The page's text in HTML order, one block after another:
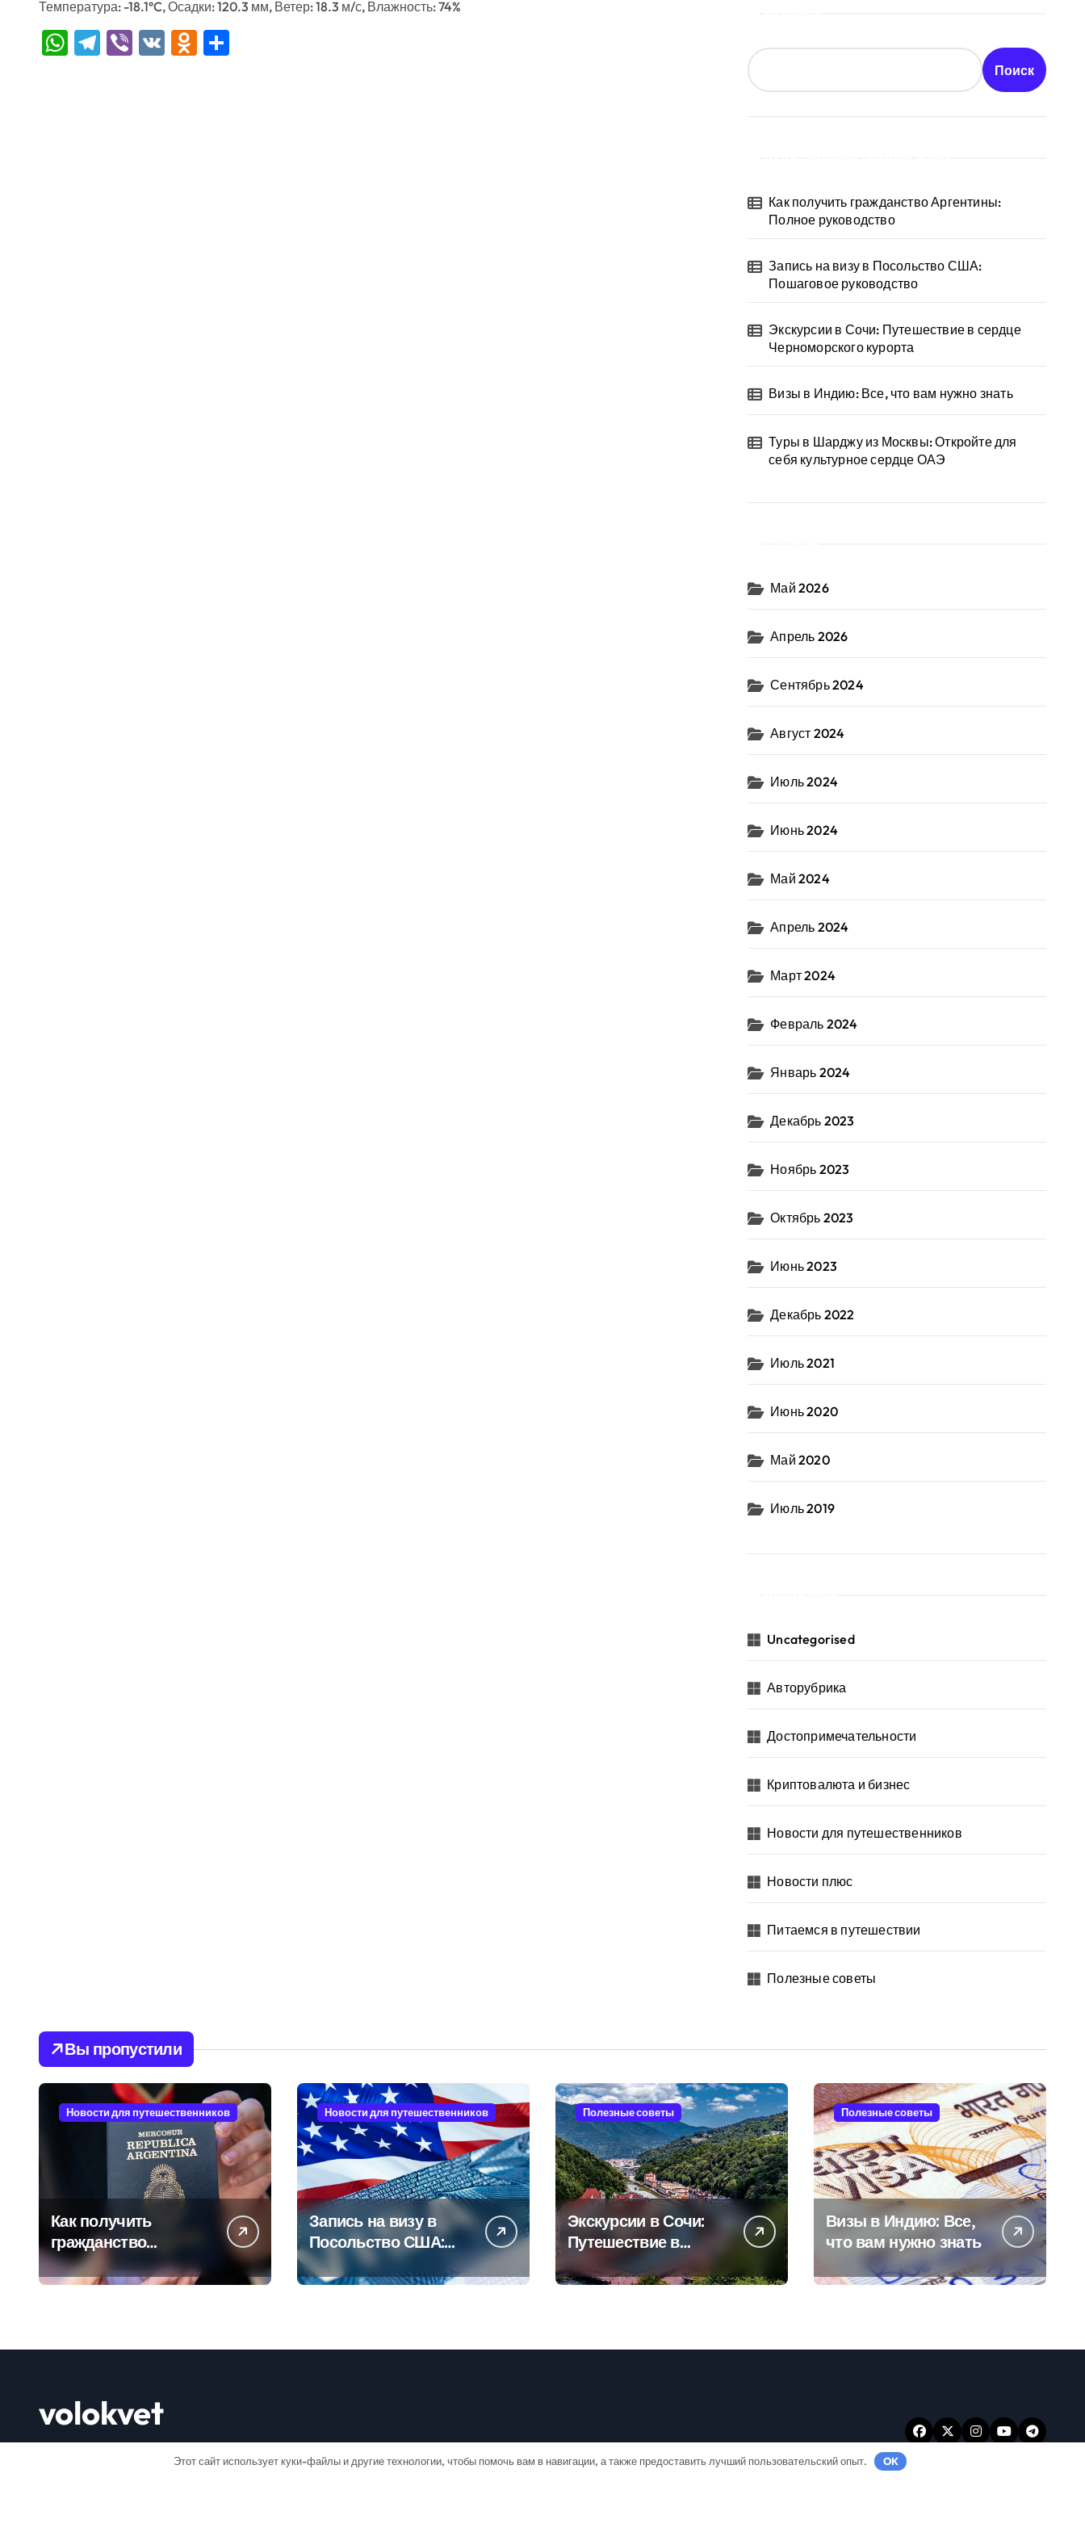
Температура: -18.1°C, Осадки: 120.3 мм, Ветер: 18.3 м/с, Влажность: 74%
WhatsApp
Telegram
Viber
VK Odnoklassniki
Поиск
Как получить гражданство Аргентины:
Полное руководство
Запись на визу в Посольство США:
Пошаговое руководство
Экскурсии в Сочи: Путешествие в сердце
Черноморского курорта
Визы в Индию: Все, что вам нужно знать
Туры в Шарджу из Москвы: Откройте для
себя культурное сердце ОАЭ
Май 2026
Апрель 2026
Сентябрь 2024
Август 2024
Июль 2024
Июнь 2024
Май 2024
Апрель 2024
Март 2024
Февраль 2024
Январь 2024
Декабрь 2023
Ноябрь 2023
Октябрь 2023
Июнь 2023
Декабрь 2022
Июль 2021
Июнь 2020
Май 2020
Июль 2019
Uncategorised
Авторубрика
Достопримечательности
Криптовалюта и бизнес
Новости для путешественников
Новости плюс
Питаемся в путешествии
Полезные советы
Вы пропустили
Новости для путешественников
Как получить
гражданство
Аргентины: Полное
руководство
Новости для путешественников
Запись на визу в
Посольство США:
Пошаговое
руководство
Полезные советы
Экскурсии в Сочи:
Путешествие в
сердце
Черноморского
Полезные советы
Визы в Индию: Все,
что вам нужно знать
volokvet
Этот сайт использует куки-файлы и другие технологии, чтобы помочь вам в навигации, а также предоставить лучший пользовательский опыт. OK